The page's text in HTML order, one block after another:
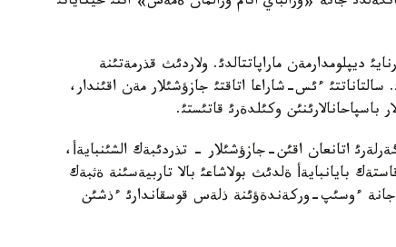
ديپلومدارمةن ماراپاتتالدئ. ولاردئث قذرمةتئنة
ءئس-شاراعا اتاقتئ جازؤشئلار مةن اقئندار،
باسپاحانالارئنئن وكئلدةرئ قاتئستئ.
اتانعان اقئن-جازؤشئلار - تذردئبةك الشئنبايةأ،
بايانبايةأ ةلدئث بولاشاعئ بالا تاربيةسئنة ةثبةك
جانة ءوسئپ-وركةندةؤئنة ذلةس قوسقاندارئ ءذشئن